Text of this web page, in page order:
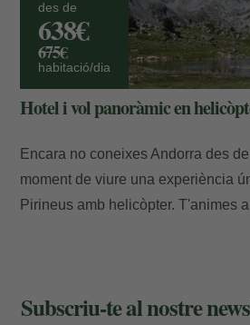
des de
638€
675€
habitació/dia
Hotel i vol panoràmic en
Encara no coneixes Andorra des
moment de viure una experiència
Pirineus amb helicòpter. T'animes
Subscriu-te al nostre